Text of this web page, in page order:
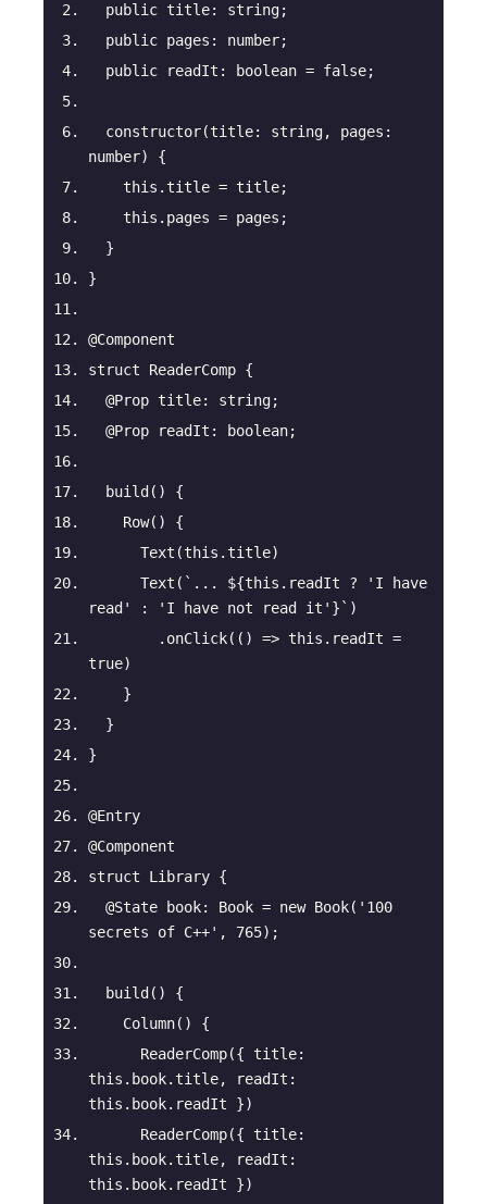
public title: string;
public pages: number;
public readIt: boolean = false;
constructor(title: string
number)
{
this .title = title;
this .pages = pages;
  }
}
@Component
struct ReaderComp {
@Prop title: string;
@Prop readIt: boolean;
build ( )
{
Row( )
{
      Text(
this .title)
      Text(
`... ${this .readIt ?
'I have
read'
: 'I have not read it' } ` )
        .onClick(
() => this
true)
    }
  }
}
@Entry
@Component
struct Library {
@State book: Book = new Book( '100
secrets of C++' , 765);
build ( )
{
Column( )
{
      ReaderComp({
title
this .book.title, readIt
this .book.readIt })
      ReaderComp({
title
this .book.title, readIt
this .book.readIt })